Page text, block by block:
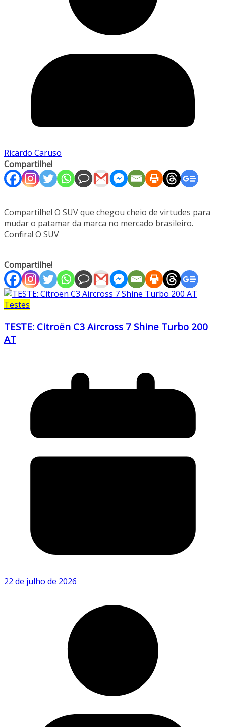
Ricardo Caruso
Compartilhe!
Compartilhe! O SUV que chegou cheio de virtudes para
mudar o patamar da marca no mercado brasileiro.
Confira! O SUV
Compartilhe!
Testes
TESTE: Citroën C3 Aircross 7 Shine Turbo 200
AT
22 de julho de 2026